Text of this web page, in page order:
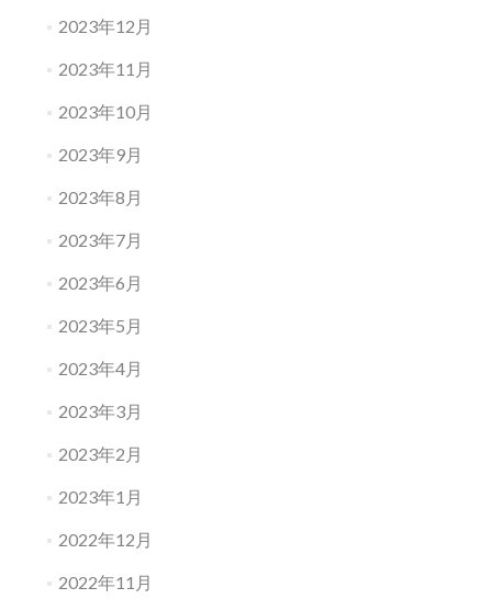
2023年12月
2023年11月
2023年10月
2023年9月
2023年8月
2023年7月
2023年6月
2023年5月
2023年4月
2023年3月
2023年2月
2023年1月
2022年12月
2022年11月